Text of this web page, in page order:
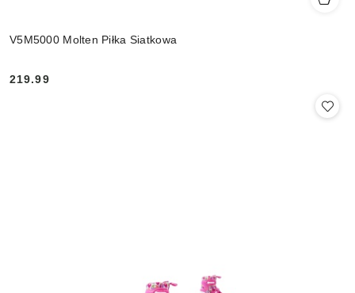
V5M5000 Molten Piłka Siatkowa
Cena:
219.99